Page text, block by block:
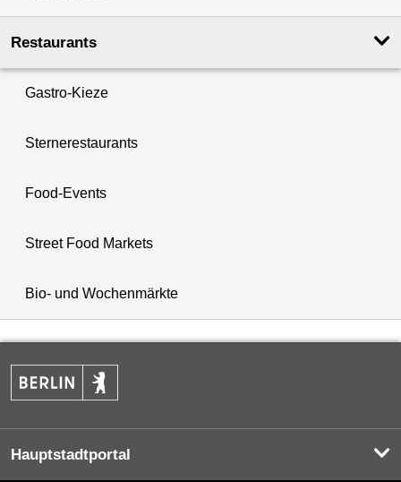
Restaurants
Gastro-Kieze
Sternerestaurants
Food-Events
Street Food Markets
Bio- und Wochenmärkte
Hauptstadtportal